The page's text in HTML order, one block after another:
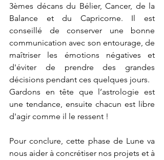
3èmes décans du Bélier, Cancer, de la
Balance et du Capricorne. Il est
conseillé de conserver une bonne
communication avec son entourage, de
maîtriser les émotions négatives et
d'éviter de prendre des grandes
décisions pendant ces quelques jours.
Gardons en tête que l’astrologie est
une tendance, ensuite chacun est libre
Pour conclure, cette phase de Lune va
nous aider à concrétiser nos projets et à